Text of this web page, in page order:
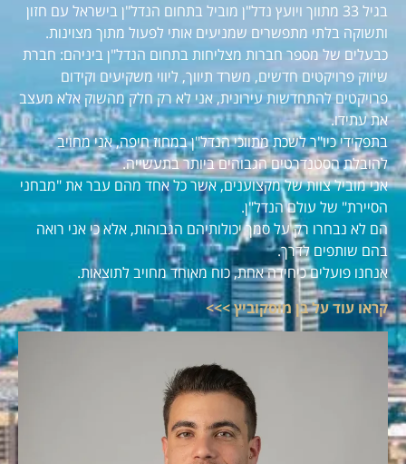
בגיל 33 מתווך ויועץ נדל"ן מוביל בתחום הנדל"ן בישראל עם חזון
ותשוקה בלתי מתפשרים שמניעים אותי לפעול מתוך מצוינות.
כבעלים של מספר חברות מצליחות בתחום הנדל"ן ביניהם: חברת
שיווק פרויקטים חדשים, משרד תיווך, ליווי משקיעים וקידום
פרויקטים להתחדשות עירונית, אני לא רק חלק מהשוק אלא מעצב
את עתידו.
בתפקידי כיו"ר לשכת מתווכי הנדל"ן במחוז חיפה, אני מחויב
להובלת הסטנדרטים הגבוהים ביותר בתעשייה.
אני מוביל צוות של מקצוענים, אשר כל אחד מהם עבר את "מבחני
הסיירת" של עולם הנדל"ן.
הם לא נבחרו רק על סמך יכולותיהם הגבוהות, אלא כי אני רואה
בהם שותפים לדרך.
אנחנו פועלים כיחידה אחת, כוח מאוחד מחויב לתוצאות.
קראו עוד על בן מוסקוביץ >>>